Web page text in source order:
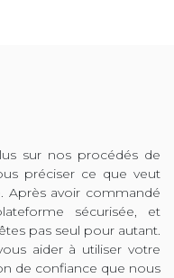
sur nos procédés de
préciser ce que veut
Après avoir commandé
sécurisée, et
pas seul pour autant.
aider à utiliser votre
de confiance que nous